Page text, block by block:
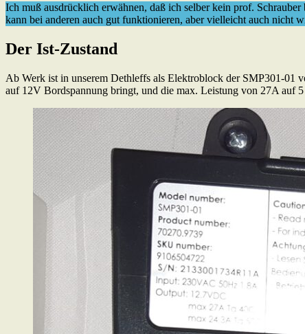
Ich muß ausdrücklich erwähnen, daß ich selber kein prof.
kann bei anderen auch gut funktionieren, aber vielleicht auch nicht
Der Ist-Zustand
Ab Werk ist in unserem Dethleffs als Elektroblock der SMP301-01
auf 12V Bordspannung bringt, und die max. Leistung von 27A auf